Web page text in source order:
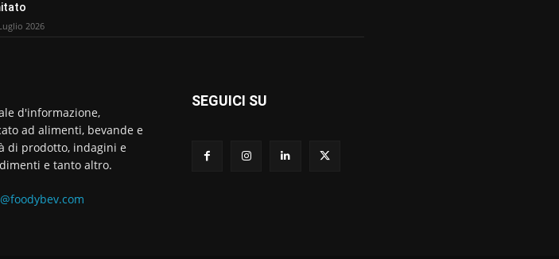
2026
d'informazione,
ad alimenti, bevande e
di prodotto, indagini e
e tanto altro.
SEGUICI SU